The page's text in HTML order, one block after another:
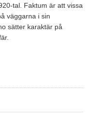
tal. Faktum är att vissa
väggarna i sin
sätter karaktär på